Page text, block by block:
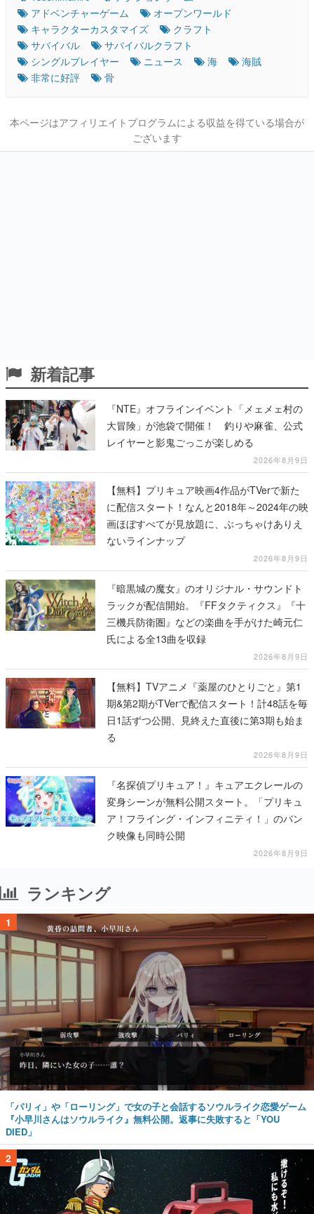
アドベンチャーゲーム
オープンワールド
キャラクターカスタマイズ
クラフト
サバイバル
サバイバルクラフト
シングルプレイヤー
ニュース 海
海賊
非常に好評
骨
本ページはアフィリエイトプログラムによる収益を得ている場合が
ございます
新着記事
『NTE』オフラインイベント「メェメェ村の
大冒険」が池袋で開催！ 釣りや麻雀、公式
レイヤーと影鬼ごっこが楽しめる
2026年8月9日
【無料】プリキュア映画4作品がTVerで新た
に配信スタート！なんと2018年～2024年の映
画ほぼすべてが見放題に、ぶっちゃけありえ
ないラインナップ
2026年8月9日
『暗黒城の魔女』のオリジナル・サウンドト
ラックが配信開始。『FFタクティクス』『十
三機兵防衛圏』などの楽曲を手がけた崎元仁
氏による全13曲を収録
2026年8月9日
【無料】TVアニメ『薬屋のひとりごと』第1
期&第2期がTVerで配信スタート！計48話を毎
日1話ずつ公開、見終えた直後に第3期も始ま
る
2026年8月9日
『名探偵プリキュア！』キュアエクレールの
変身シーンが無料公開スタート。「プリキュ
ア！フライング・インフィニティ！」のバン
ク映像も同時公開
2026年8月9日
ランキング
1
「パリィ」や「ローリング」で女の子と会話するソウルライク恋愛ゲーム
『小早川さんはソウルライク』無料公開。返事に失敗すると「YOU
DIED」
2